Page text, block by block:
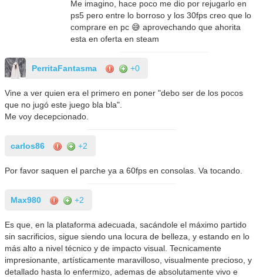
Me imagino, hace poco me dio por rejugarlo en
ps5 pero entre lo borroso y los 30fps creo que lo
comprare en pc 😅 aprovechando que ahorita
esta en oferta en steam
PerritaFantasma +0
Vine a ver quien era el primero en poner "debo ser de los pocos
que no jugó este juego bla bla".
Me voy decepcionado.
carlos86 +2
Por favor saquen el parche ya a 60fps en consolas. Va tocando.
Max980 +2
Es que, en la plataforma adecuada, sacándole el máximo partido
sin sacrificios, sigue siendo una locura de belleza, y estando en lo
más alto a nivel técnico y de impacto visual. Tecnicamente
impresionante, artísticamente maravilloso, visualmente precioso, y
detallado hasta lo enfermizo, ademas de absolutamente vivo e